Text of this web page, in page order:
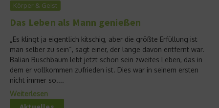
Körper & Geist
Das Leben als Mann genießen
„Es klingt ja eigentlich kitschig, aber die größte Erfüllung ist
man selber zu sein“, sagt einer, der lange davon entfernt war.
Balian Buschbaum lebt jetzt schon sein zweites Leben, das in
dem er vollkommen zufrieden ist. Dies war in seinem ersten
nicht immer so....
Weiterlesen